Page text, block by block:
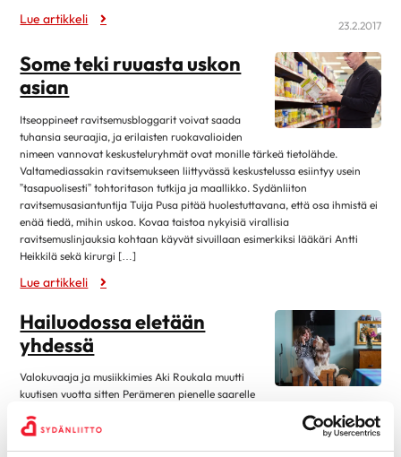
Eteisvärinä
Harvinaiset sydänsairaudet
Kardiomyopatiat
Kohonnut verenpaine
Läppäviat
Muut rytmihäiriöt
Sepelvaltimotauti
Sydämen vajaatoiminta
Sydänlihaksen ja läppien tulehdukset
Sydänsairauksien oireet ja vaaratekijät
Sydänsairauksien tutkimukset
Tahdistinhoito
Terveys & Hyvinvointi
Alkoholi
marraskuu 2023
syyskuu 2023 4
elokuu 2023
kesäkuu 2023 1
toukokuu 2023
huhtikuu 2023
maaliskuu 2023 9
helmikuu 2023
lokakuu 2022 12
syyskuu 2022 1
elokuu 2022 12
toukokuu 2022 2
Lue artikkeli 23.2.2017
Some teki ruuasta uskon
asian
Itseoppineet ravitsemusbloggarit voivat saada
tuhansia seuraajia, ja erilaisten ruokavalioiden
nimeen vannovat keskusteluryhmät ovat monille tärkeä tietolähde.
Valtamediassakin ravitsemukseen liittyvässä keskustelussa esiintyy usein
”tasapuolisesti” tohtoritason tutkija ja maallikko. Sydänliiton
ravitsemusasiantuntija Tuija Pusa pitää huolestuttavana, että osa ihmistä ei
enää tiedä, mihin uskoa. Kovaa taistoa nykyisiä virallisia
ravitsemuslinjauksia kohtaan käyvät sivuillaan esimerkiksi lääkäri Antti
Heikkilä sekä kirurgi […]
Lue artikkeli
Hailuodossa eletään
yhdessä
Valokuvaaja ja musiikkimies Aki Roukala muutti
kuutisen vuotta sitten Perämeren pienelle saarelle
vuotta. Perhe elää metsän reunalla talossa kolmen kissan ja lapinkoiran